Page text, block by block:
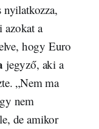
nyilatkozza,
azokat a
hogy Euro
jegyző, aki a
„Nem ma
nem
de amikor